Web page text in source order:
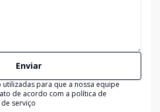
Enviar
para que a nossa equipe
de acordo com a política de
serviço